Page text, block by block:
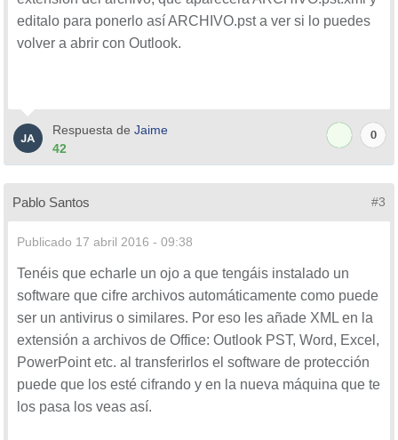
editalo para ponerlo así ARCHIVO.pst a ver si lo puedes
volver a abrir con Outlook.
Respuesta de Jaime
42
0
Pablo Santos #3
Publicado 17 abril 2016 - 09:38
Tenéis que echarle un ojo a que tengáis instalado un
software que cifre archivos automáticamente como puede
ser un antivirus o similares. Por eso les añade XML en la
extensión a archivos de Office: Outlook PST, Word, Excel,
PowerPoint etc. al transferirlos el software de protección
puede que los esté cifrando y en la nueva máquina que te
los pasa los veas así.